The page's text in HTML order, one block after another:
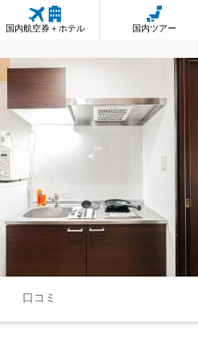
国内航空券＋ホテル 国内ツアー
口コミ